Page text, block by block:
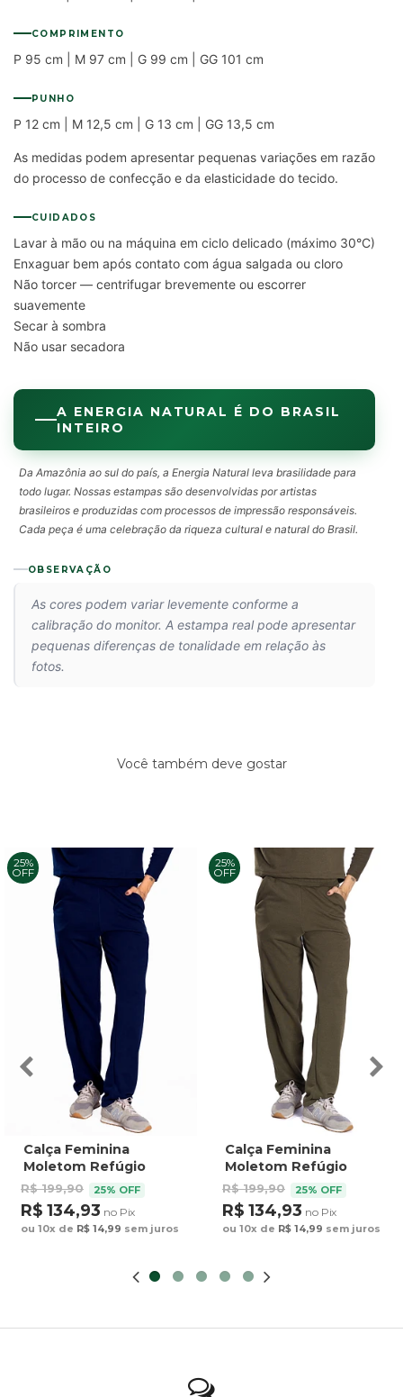
COMPRIMENTO
P 95 cm | M 97 cm | G 99 cm | GG 101 cm
PUNHO
P 12 cm | M 12,5 cm | G 13 cm | GG 13,5 cm
As medidas podem apresentar pequenas variações em razão
do processo de confecção e da elasticidade do tecido.
CUIDADOS
Lavar à mão ou na máquina em ciclo delicado (máximo 30°C)
Enxaguar bem após contato com água salgada ou cloro
Não torcer — centrifugar brevemente ou escorrer
suavemente
Secar à sombra
Não usar secadora
A ENERGIA NATURAL É DO BRASIL
INTEIRO
Da Amazônia ao sul do país, a Energia Natural leva brasilidade para
todo lugar. Nossas estampas são desenvolvidas por artistas
brasileiros e produzidas com processos de impressão responsáveis.
Cada peça é uma celebração da riqueza cultural e natural do Brasil.
OBSERVAÇÃO
As cores podem variar levemente conforme a
calibração do monitor. A estampa real pode apresentar
pequenas diferenças de tonalidade em relação às
fotos.
Você também deve gostar
25%
OFF
Calça Feminina
Moletom Refúgio
Marinho
R$ 199,90 25% OFF
R$ 134,93 no Pix
ou 10x de R$ 14,99 sem juros
25%
OFF
Calça Feminina
Moletom Refúgio
Verde Musgo
R$ 199,90 25% OFF
R$ 134,93 no Pix
ou 10x de R$ 14,99 sem juros